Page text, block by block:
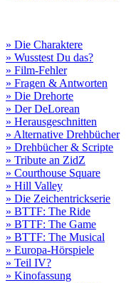
» Die Charaktere
» Wusstest Du das?
» Film-Fehler
» Fragen & Antworten
» Die Drehorte
» Der DeLorean
» Herausgeschnitten
» Alternative Drehbücher
» Drehbücher & Scripte
» Tribute an ZidZ
» Courthouse Square
» Hill Valley
» Die Zeichentrickserie
» BTTF: The Ride
» BTTF: The Game
» BTTF: The Musical
» Europa-Hörspiele
» Teil IV?
» Kinofassung